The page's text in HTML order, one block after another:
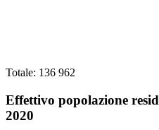
Totale: 136 962
Effettivo popolazione
2020